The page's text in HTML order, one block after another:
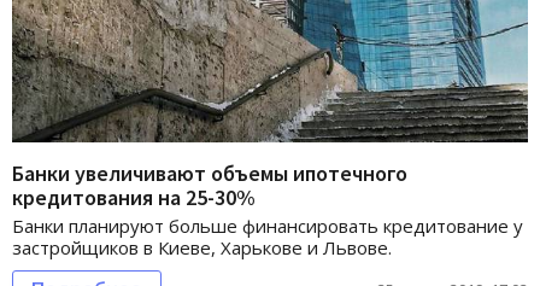
Банки увеличивают объемы ипотечного
кредитования на 25-30%
Банки планируют больше финансировать кредитование у
застройщиков в Киеве, Харькове и Львове.